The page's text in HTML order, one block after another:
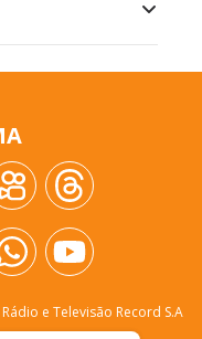
e Televisão Record S.A